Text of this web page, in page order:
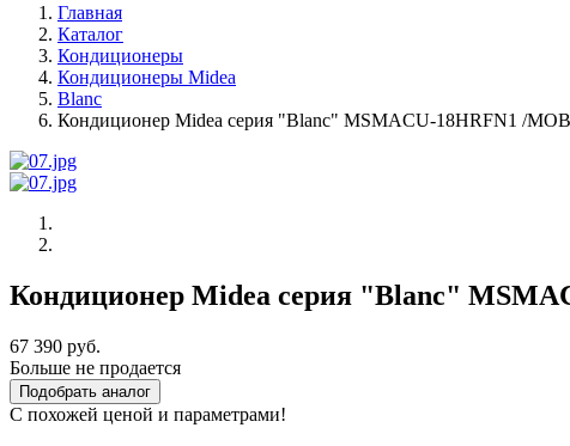
Главная
Каталог
Кондиционеры
Кондиционеры Midea
Blanc
Кондиционер Midea серия "Blanc" MSMACU-18HRFN1 /
Кондиционер Midea серия "Blanc"
67 390 руб.
Больше не продается
Подобрать аналог
С похожей ценой и параметрами!